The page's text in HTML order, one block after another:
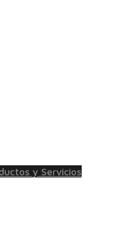
y Servicios